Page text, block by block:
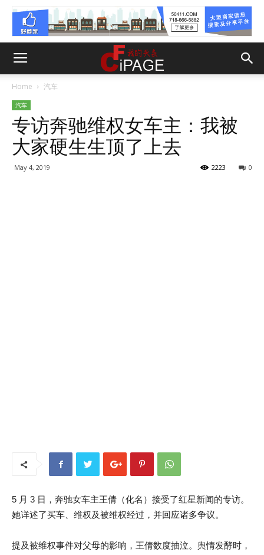
Home 汽车
汽车
专访奔驰维权女车主：我被
大家硬生生顶了上去
May 4, 2019 0
2223
5 月 3 日，奔驰女车主王倩（化名）接受了红星新闻的专访。
她详述了买车、维权及被维权经过，并回应诸多争议。
提及被维权事件对父母的影响，王倩数度抽泣。舆情发酵时，